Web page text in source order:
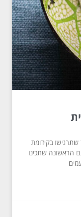
שתרגישו בקידומת
הראשונה שתכינו